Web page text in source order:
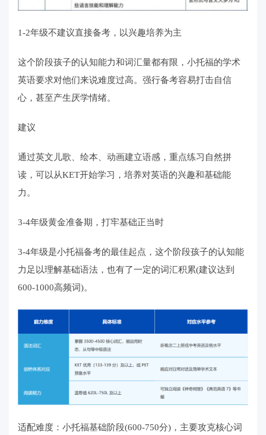
1-2年级不建议直接备考，以兴趣培养为主
这个阶段孩子的认知能力和词汇量都有限，小托福的学术
英语要求对他们来说难度过高。强行备考容易打击自信
心，甚至产生厌学情绪。
建议
通过英文儿歌、绘本、动画建立语感，重点练习自然拼
读，可以从KET开始学习，培养对英语的兴趣和基础能
力。
3-4年级黄金准备期，打牢基础正当时
3-4年级是小托福备考的最佳起点，这个阶段孩子的认知能
力足以理解基础语法，也有了一定的词汇积累(建议达到
600-1000高频词)。
适配难度：小托福基础阶段(600-750分)，主要攻克核心词